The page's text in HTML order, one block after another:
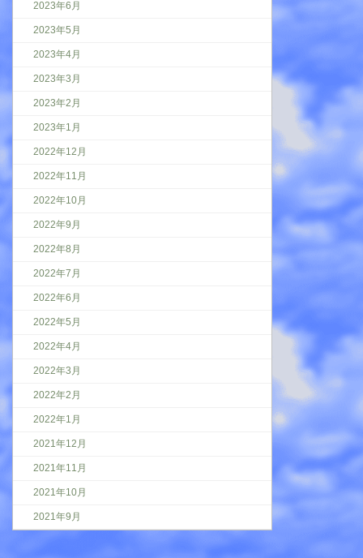
2023年6月
2023年5月
2023年4月
2023年3月
2023年2月
2023年1月
2022年12月
2022年11月
2022年10月
2022年9月
2022年8月
2022年7月
2022年6月
2022年5月
2022年4月
2022年3月
2022年2月
2022年1月
2021年12月
2021年11月
2021年10月
2021年9月